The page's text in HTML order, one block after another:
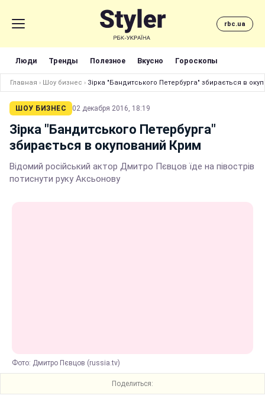
rbc.ua
Люди Тренды Полезное Вкусно Гороскопы
Главная › Шоу бизнес › Зірка "Бандитського Петербурга" збирається в
ШОУ БИЗНЕС 02 декабря 2016, 18:19
Зірка "Бандитського Петербурга"
збирається в окупований Крим
Відомий російський актор Дмитро Пєвцов їде на півострів
потиснути руку Аксьонову
Фото: Дмитро Пєвцов (russia.tv)
Поделиться: